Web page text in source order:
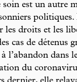
est un autre
les droits et les
cas de détenus
l’abandon dans
du